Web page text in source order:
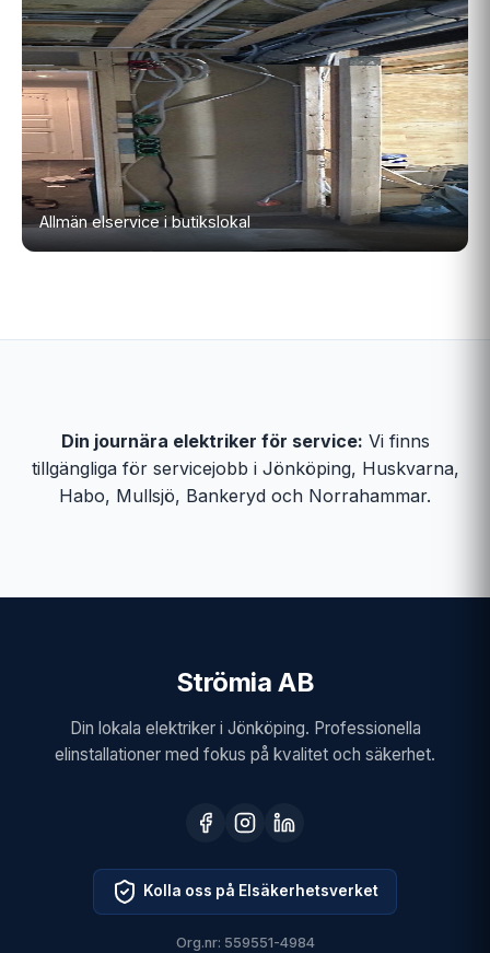
Allmän elservice i butikslokal
Din journära elektriker för service: Vi finns
tillgängliga för servicejobb i Jönköping, Huskvarna,
Habo, Mullsjö, Bankeryd och Norrahammar.
Strömia AB
Din lokala elektriker i Jönköping. Professionella
elinstallationer med fokus på kvalitet och säkerhet.
Kolla oss på Elsäkerhetsverket
Org.nr: 559551-4984